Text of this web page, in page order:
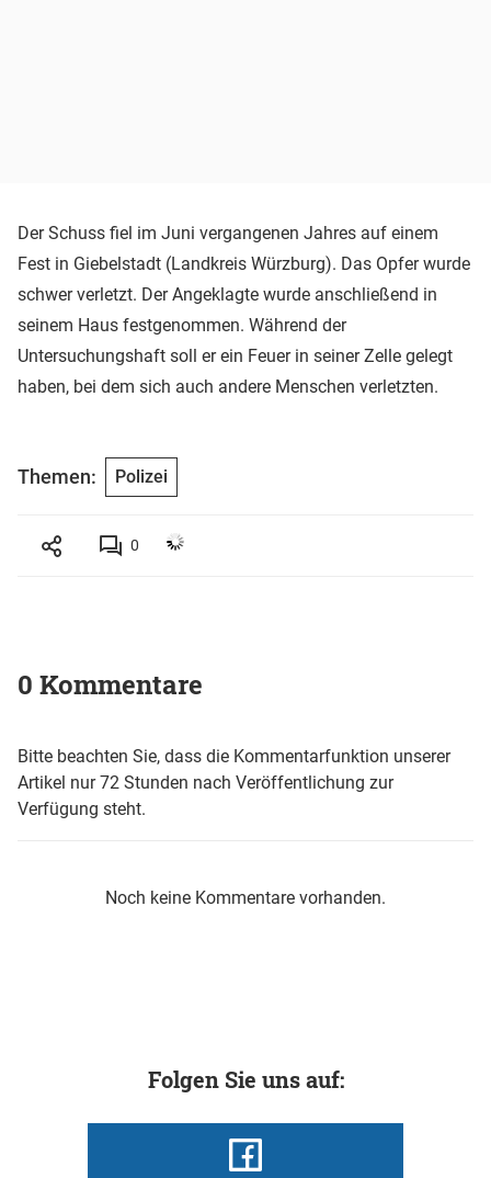
Der Schuss fiel im Juni vergangenen Jahres auf einem
Fest in Giebelstadt (Landkreis Würzburg). Das Opfer wurde
schwer verletzt. Der Angeklagte wurde anschließend in
seinem Haus festgenommen. Während der
Untersuchungshaft soll er ein Feuer in seiner Zelle gelegt
haben, bei dem sich auch andere Menschen verletzten.
Themen: Polizei
0
0 Kommentare
Bitte beachten Sie, dass die Kommentarfunktion unserer
Artikel nur 72 Stunden nach Veröffentlichung zur
Verfügung steht.
Noch keine Kommentare vorhanden.
Folgen Sie uns auf: